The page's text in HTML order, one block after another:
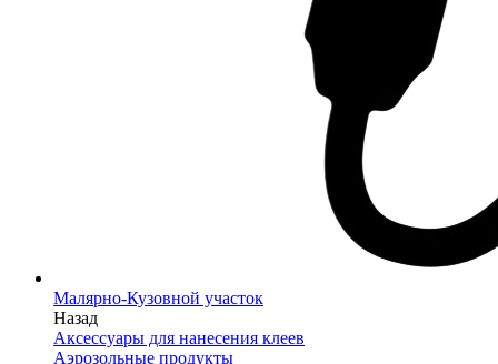
Малярно-Кузовной участок
Назад
Аксессуары для нанесения клеев
Аэрозольные продукты